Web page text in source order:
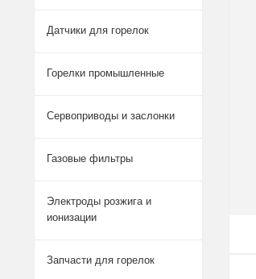
Датчики для горелок
Горелки промышленные
Сервоприводы и заслонки
Газовые фильтры
Электроды розжига и
ионизации
Запчасти для горелок